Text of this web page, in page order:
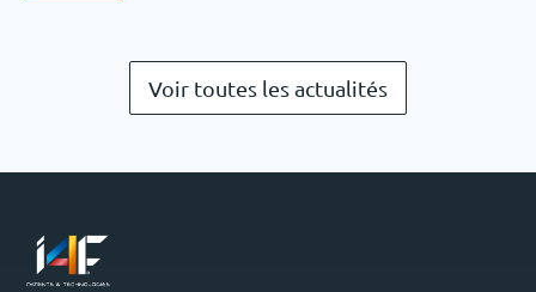
Voir toutes les actualités